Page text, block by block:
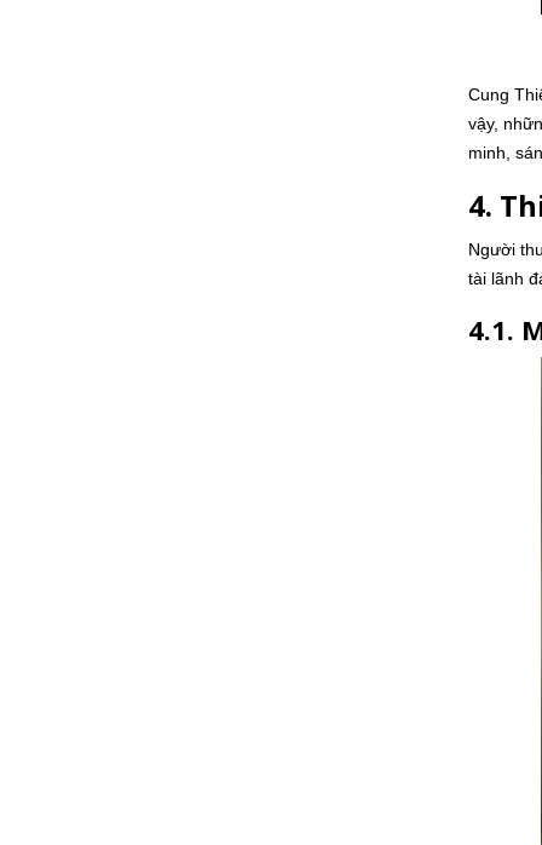
Cung
vậy,
minh,
4.
Người
tài lãnh
4.1.